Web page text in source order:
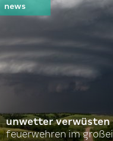
unwetter verwüsten
feuerwehren im